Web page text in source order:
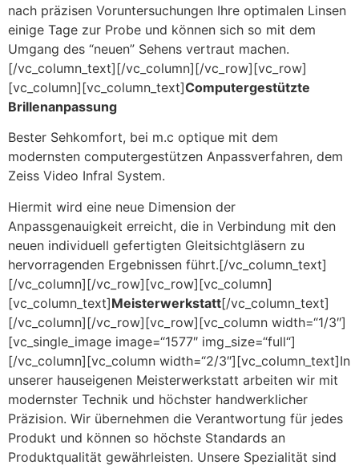
nach präzisen Voruntersuchungen Ihre optimalen Linsen
einige Tage zur Probe und können sich so mit dem
Umgang des “neuen” Sehens vertraut machen.
[/vc_column_text][/vc_column][/vc_row][vc_row]
[vc_column][vc_column_text]Computergestützte
Brillenanpassung
Bester Sehkomfort, bei m.c optique mit dem
modernsten computergestützen Anpassverfahren, dem
Zeiss Video Infral System.
Hiermit wird eine neue Dimension der
Anpassgenauigkeit erreicht, die in Verbindung mit den
neuen individuell gefertigten Gleitsichtgläsern zu
hervorragenden Ergebnissen führt.[/vc_column_text]
[/vc_column][/vc_row][vc_row][vc_column]
[vc_column_text]Meisterwerkstatt[/vc_column_text]
[/vc_column][/vc_row][vc_row][vc_column width=“1/3″]
[vc_single_image image=“1577″ img_size=“full“]
[/vc_column][vc_column width=“2/3″][vc_column_text]In
unserer hauseigenen Meisterwerkstatt arbeiten wir mit
modernster Technik und höchster handwerklicher
Präzision. Wir übernehmen die Verantwortung für jedes
Produkt und können so höchste Standards an
Produktqualität gewährleisten. Unsere Spezialität sind